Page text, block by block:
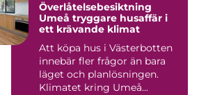
Överlåtelsebesiktning
Umeå tryggare husaffär i
ett krävande klimat
Att köpa hus i Västerbotten
innebär fler frågor än bara
läget och planlösningen.
Klimatet kring Umeå...